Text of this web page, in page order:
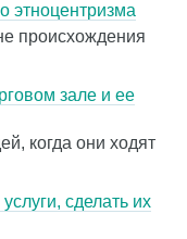
этноцентризма
происхождения
зале и ее
когда они ходят
сделать их